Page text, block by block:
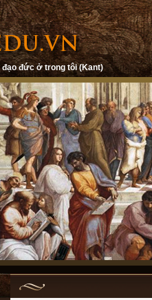
đức ở trong tôi (Kant)